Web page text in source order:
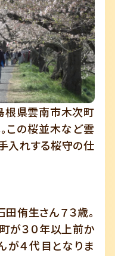
根県雲南市木次町
この桜並木など雲
入れする桜守の仕
侑生さん７３歳。
が３０年以上前か
が４代目となりま